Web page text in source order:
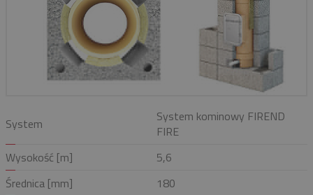
System
System kominowy FIREND
FIRE
Wysokość [m]
5,6
Średnica [mm]
180